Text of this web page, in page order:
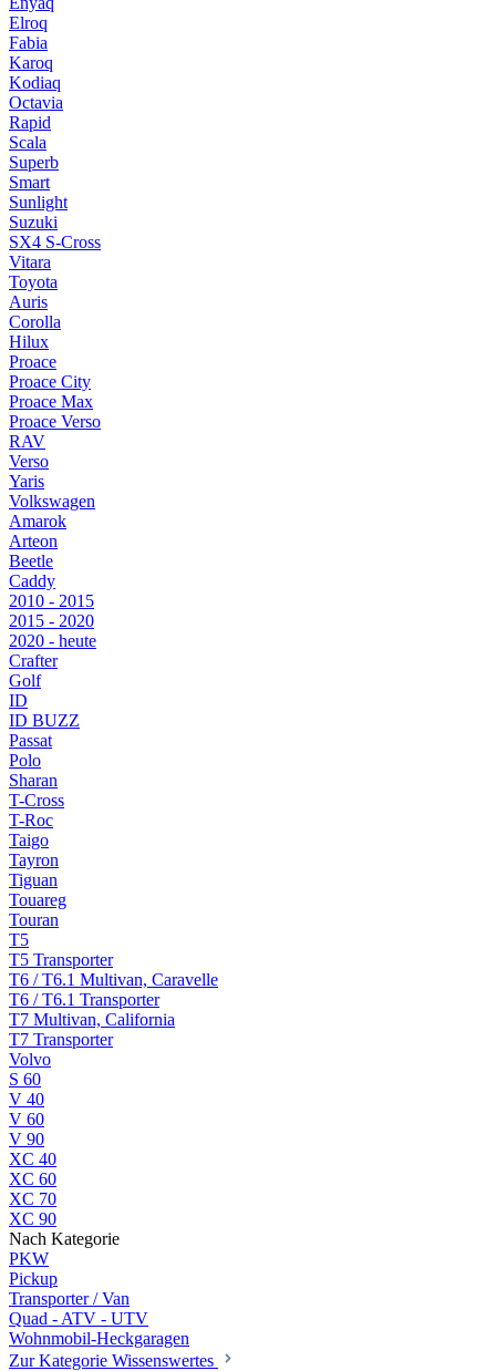
Elroq
Fabia
Karoq
Kodiaq
Octavia
Rapid
Scala
Superb
Smart
Sunlight
Suzuki
SX4 S-Cross
Vitara
Toyota
Auris
Corolla
Hilux
Proace
Proace City
Proace Max
Proace Verso
RAV
Verso
Yaris
Volkswagen
Amarok
Arteon
Beetle
Caddy
2010 - 2015
2015 - 2020
2020 - heute
Crafter
Golf
ID
ID BUZZ
Passat
Polo
Sharan
T-Cross
T-Roc
Taigo
Tayron
Tiguan
Touareg
Touran
T5
T5 Transporter
T6 / T6.1 Multivan, Caravelle
T6 / T6.1 Transporter
T7 Multivan, California
T7 Transporter
Volvo
S 60
V 40
V 60
V 90
XC 40
XC 60
XC 70
XC 90
Nach Kategorie
PKW
Pickup
Transporter / Van
Quad - ATV - UTV
Wohnmobil-Heckgaragen
Zur Kategorie Wissenswertes